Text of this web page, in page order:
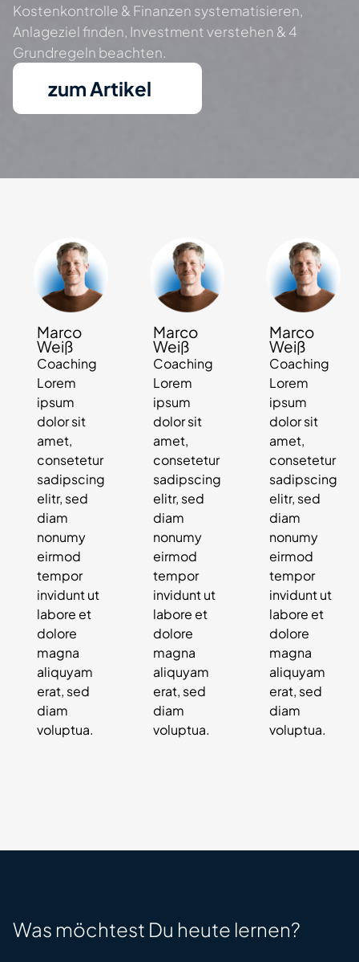
Kostenkontrolle & Finanzen systematisieren,
Anlageziel finden, Investment verstehen & 4
Grundregeln beachten.
zum Artikel
Marco
Weiß
Coaching
Lorem
ipsum
dolor sit
amet,
consetetur
sadipscing
elitr, sed
diam
nonumy
eirmod
tempor
invidunt ut
labore et
dolore
magna
aliquyam
erat, sed
diam
voluptua.
Marco
Weiß
Coaching
Lorem
ipsum
dolor sit
amet,
consetetur
sadipscing
elitr, sed
diam
nonumy
eirmod
tempor
invidunt ut
labore et
dolore
magna
aliquyam
erat, sed
diam
voluptua.
Marco
Weiß
Coaching
Lorem
ipsum
dolor sit
amet,
consetetur
sadipscing
elitr, sed
diam
nonumy
eirmod
tempor
invidunt ut
labore et
dolore
magna
aliquyam
erat, sed
diam
voluptua.
Was möchtest Du heute lernen?